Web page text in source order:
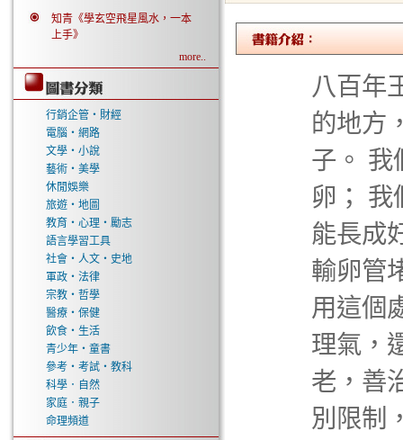
知青《學玄空飛星風水，一本
上手》
more..
行銷企管‧財經
電腦‧網路
文學‧小說
藝術‧美學
休閒娛樂
旅遊‧地圖
教育‧心理‧勵志
語言學習工具
社會‧人文‧史地
軍政‧法律
宗教‧哲學
醫療‧保健
飲食‧生活
青少年‧童書
參考‧考試‧教科
科學．自然
家庭．親子
命理頻道
八百年
的地方
子。 我
卵； 我
能長成
輸卵管
用這個
理氣，
老，善
別限制